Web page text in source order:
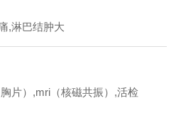
,淋巴结肿大
片）,mri（核磁共振）,活检